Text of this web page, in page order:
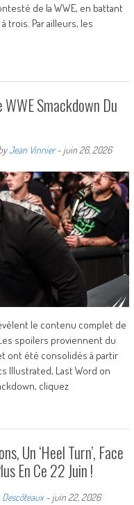
de la WWE, en battant
trois. Par ailleurs, les
Smackdown Du
Jean Vinnier- juin 26, 2026
le contenu complet de
spoilers proviennent du
ont été consolidés à partir
Illustrated, Last Word on
cliquez
Un ‘Heel Turn’, Face
En Ce 22 Juin !
- juin 22, 2026